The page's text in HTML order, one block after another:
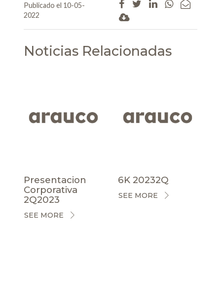
Publicado el 10-05-
2022
Noticias Relacionadas
Presentacion
Corporativa
2Q2023
SEE MORE
6K 20232Q
SEE MORE